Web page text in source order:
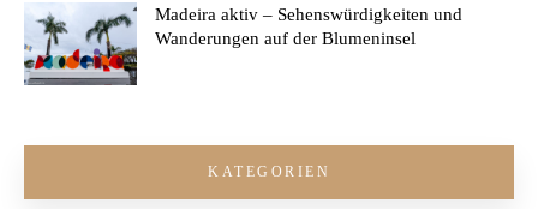
Madeira aktiv – Sehenswürdigkeiten und
Wanderungen auf der Blumeninsel
KATEGORIEN